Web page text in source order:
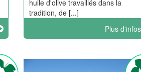
huile d'olive travaillés dans la
tradition, de [...]
Plus